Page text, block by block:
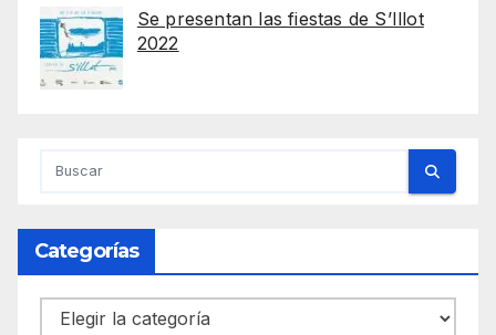
Se presentan las fiestas de S’Illot
2022
Categorías
Categorías